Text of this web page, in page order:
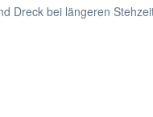
Dreck bei längeren